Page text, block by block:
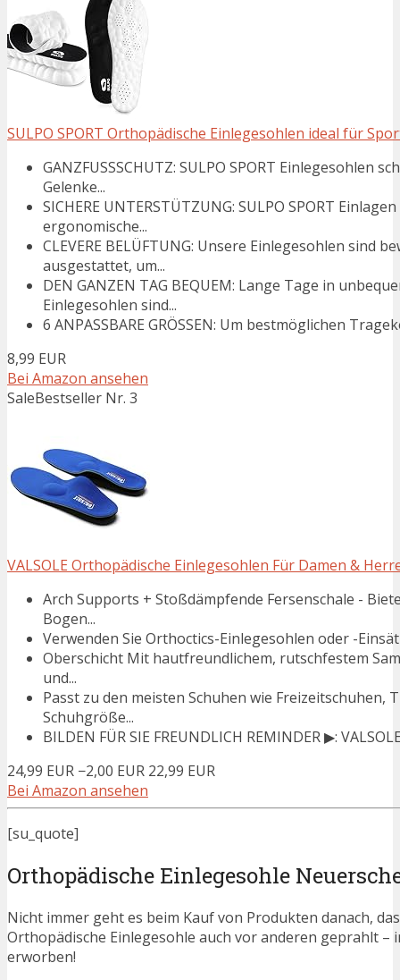
SULPO SPORT Orthopädische Einlegesohlen ideal für
GANZFUSSSCHUTZ: SULPO SPORT Einlegesohlen
Gelenke...
SICHERE UNTERSTÜTZUNG: SULPO SPORT
ergonomische...
CLEVERE BELÜFTUNG: Unsere Einlegesohlen sind
ausgestattet, um...
DEN GANZEN TAG BEQUEM: Lange Tage in
Einlegesohlen sind...
6 ANPASSBARE GRÖSSEN: Um bestmöglichen
8,99 EUR
Bei Amazon ansehen
SaleBestseller Nr. 3
VALSOLE Orthopädische Einlegesohlen Für Damen &
Arch Supports + Stoßdämpfende Fersenschale -
Bogen...
Verwenden Sie Orthoctics-Einlegesohlen oder -
Oberschicht Mit hautfreundlichem, rutschfestem
und...
Passt zu den meisten Schuhen wie Freizeitschuhen,
Schuhgröße...
BILDEN FÜR SIE FREUNDLICH REMINDER ▶:
24,99 EUR −2,00 EUR 22,99 EUR
Bei Amazon ansehen
[su_quote]
Orthopädische Einlegesohle
Nicht immer geht es beim Kauf von Produkten danach,
Orthopädische Einlegesohle auch vor anderen geprahlt
erworben!